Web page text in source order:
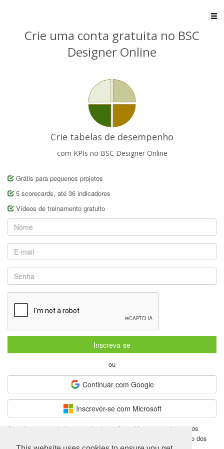
Crie uma conta gratuita no BSC
Designer Online
Crie tabelas de desempenho
com KPIs no BSC Designer Online
Grátis para pequenos projetos
5 scorecards, até 36 indicadores
Vídeos de treinamento gratuito
Inscreva-se
ou
Continuar com Google
Inscrever-se com Microsoft
Ao submeter os dados através desse formulário concorda com os
e dá seu consentimento ao processamento dos